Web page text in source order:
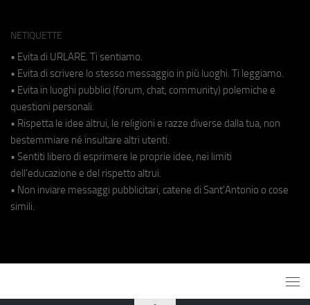
NETIQUETTE
• Evita di URLARE. Ti sentiamo.
• Evita di scrivere lo stesso messaggio in più luoghi. Ti leggiamo.
• Evita in luoghi pubblici (forum, chat, community) polemiche e
questioni personali.
• Rispetta le idee altrui, le religioni e razze diverse dalla tua, non
bestemmiare né insultare altri utenti.
• Sentiti libero di esprimere le proprie idee, nei limiti
dell'educazione e del rispetto altrui.
• Non inviare messaggi pubblicitari, catene di Sant'Antonio o cose
simili.